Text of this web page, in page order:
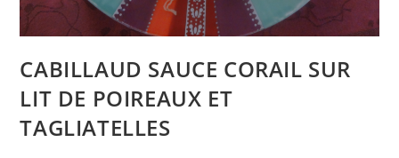
CABILLAUD SAUCE CORAIL SUR
LIT DE POIREAUX ET
TAGLIATELLES